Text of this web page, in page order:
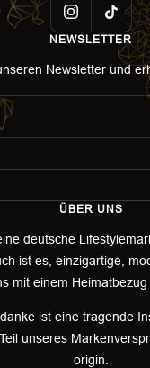
NEWSLETTER
Newsletter und
ÜBER UNS
deutsche
ist es, einzigartige,
mit einem Heimatbezug
ist eine tragende
unseres
origin.